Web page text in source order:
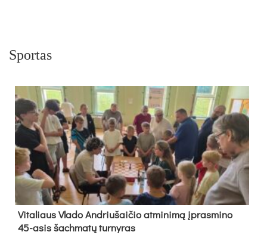
Sportas
Vi­ta­liaus Vla­do And­riu­šai­čio at­mi­ni­mą įpras­mi­no
45-asis šach­ma­tų tur­ny­ras